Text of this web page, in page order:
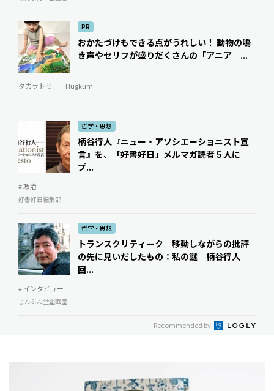
PR
おかたづけもできる点がうれしい！ 動物の鳴
き声やセリフが盛りだくさんの「アニア ...
タカラトミー｜Hugkum
哲学・思想
柄谷行人『ニュー・アソシエーショニスト宣
言』を、「好書好日」メルマガ読者５人に
プ...
# 政治
好書好日編集部
哲学・思想
トランスクリティーク 移動しながらの批評
の先に見いだしたもの：私の謎 柄谷行人
回...
# インタビュー
じんぶん堂企画室
Recommended by